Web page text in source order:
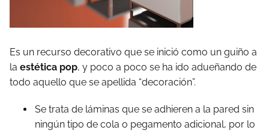
Es un recurso decorativo que se inició como un guiño a
la estética pop, y poco a poco se ha ido adueñando de
todo aquello que se apellida “decoración”.
Se trata de láminas que se adhieren a la pared sin
ningún tipo de cola o pegamento adicional, por lo